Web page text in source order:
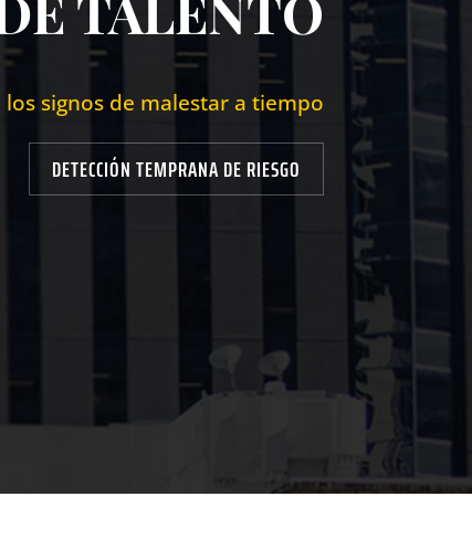
los signos de malestar a tiempo
DETECCIÓN TEMPRANA DE RIESGO